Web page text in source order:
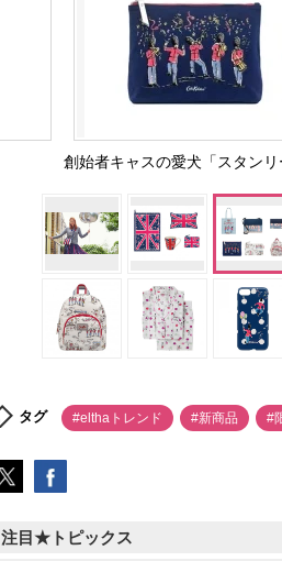
創始者キャスの愛犬「スタン
タグ #elthaトレンド #新商品 #
注目★トピックス